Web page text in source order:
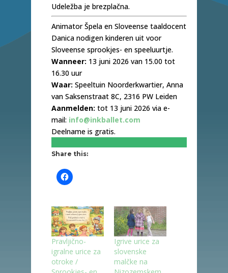
Udeležba je brezplačna.
Animator Špela en Sloveense taaldocent
Danica nodigen kinderen uit voor
Sloveense sprookjes- en speeluurtje.
Wanneer: 13 juni 2026 van 15.00 tot
16.30 uur
Waar: Speeltuin Noorderkwartier, Anna
van Saksenstraat 8C, 2316 PW Leiden
Aanmelden: tot 13 juni 2026 via e-
mail: info@inkballet.com
Deelname is gratis.
Share this:
Pravljično-
igralne urice za
otroke /
Igrive urice za
slovenske
malčke na